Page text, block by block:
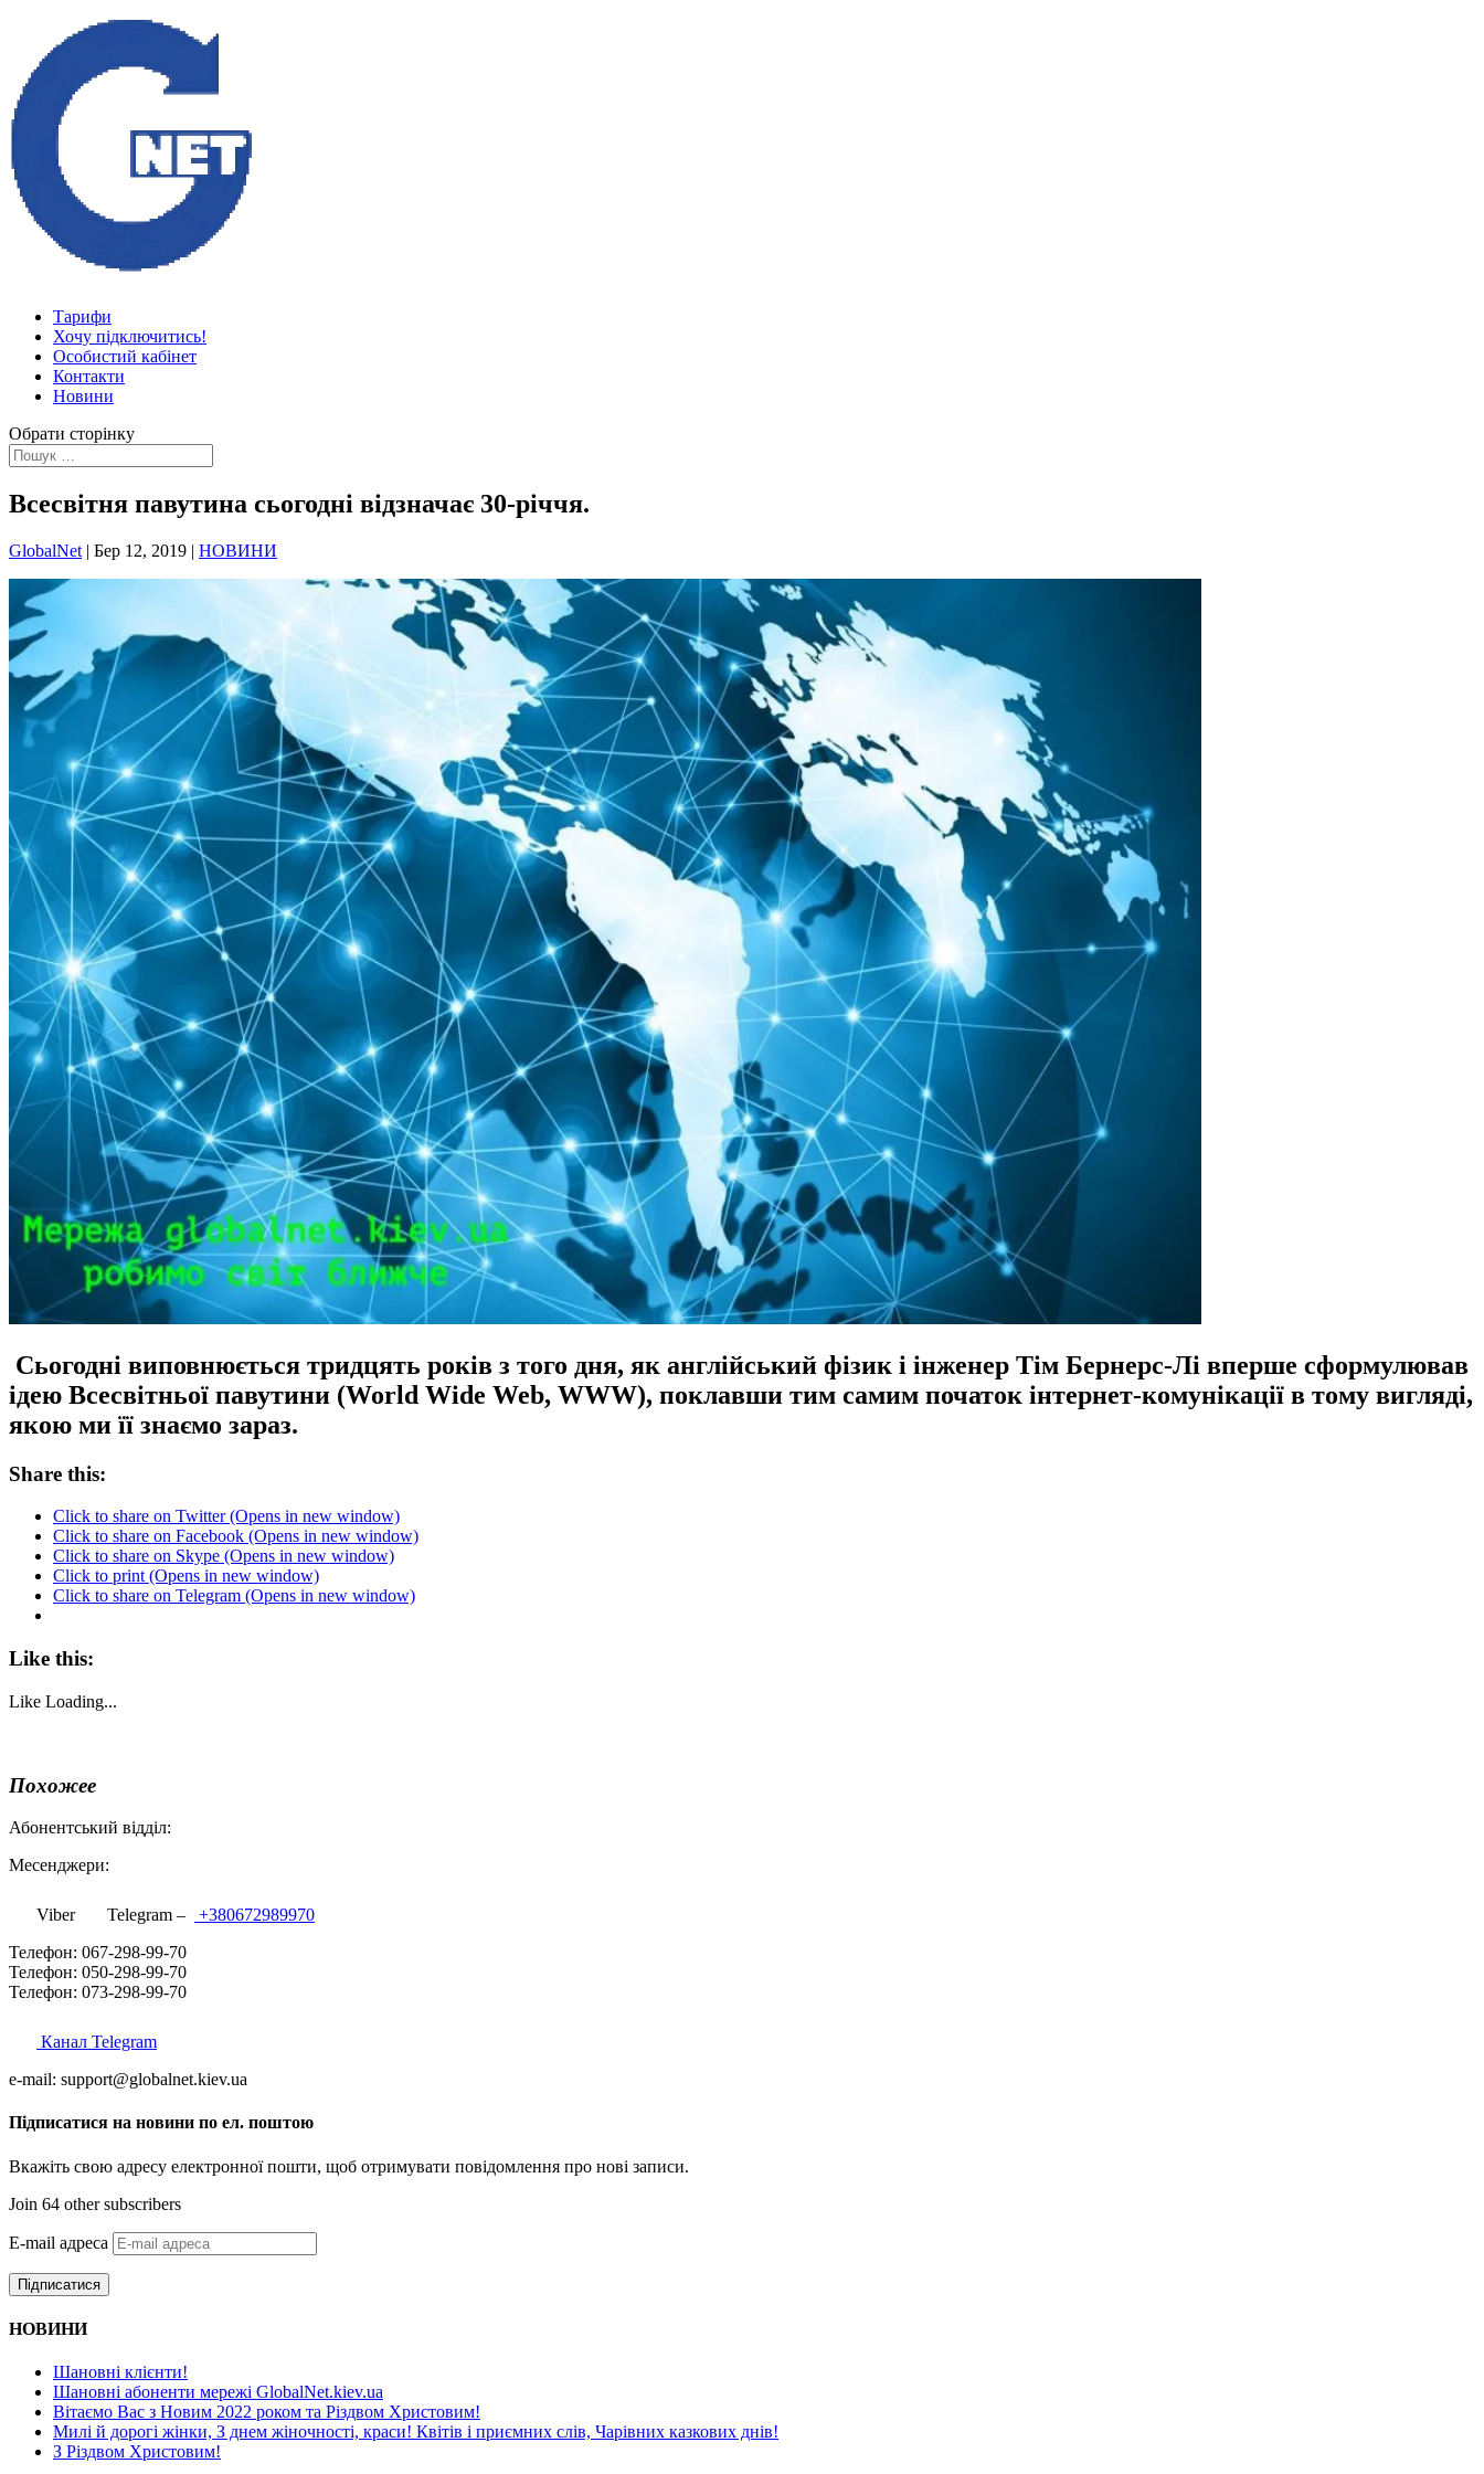
Тарифи
Хочу підключитись!
Особистий кабінет
Контакти
Новини
Обрати сторінку
Всесвітня павутина сьогодні відзначає 30-річчя.
GlobalNet | Бер 12, 2019 | НОВИНИ
Сьогодні виповнюється тридцять років з того дня, як англійський фізик і інженер Тім Бернерс-Лі вперше сформулював
ідею Всесвітньої павутини (World Wide Web, WWW), поклавши тим самим початок інтернет-комунікації в тому вигляді,
якою ми її знаємо зараз.
Share this:
Click to share on Twitter (Opens in new window)
Click to share on Facebook (Opens in new window)
Click to share on Skype (Opens in new window)
Click to print (Opens in new window)
Click to share on Telegram (Opens in new window)
Like this:
Like Loading...
Похожее
Абонентський відділ:
Месенджери:
Viber Telegram –
+380672989970
Телефон: 067-298-99-70
Телефон: 050-298-99-70
Телефон: 073-298-99-70
Канал Telegram
e-mail: support@globalnet.kiev.ua
Підписатися на новини по ел. поштою
Вкажіть свою адресу електронної пошти, щоб отримувати повідомлення про нові записи.
Join 64 other subscribers
E-mail адреса
Підписатися
НОВИНИ
Шановні клієнти!
Шановні абоненти мережі GlobalNet.kiev.ua
Вітаємо Вас з Новим 2022 роком та Різдвом Христовим!
Милі й дорогі жінки, З днем жіночності, краси! Квітів і приємних слів, Чарівних казкових днів!
З Різдвом Христовим!